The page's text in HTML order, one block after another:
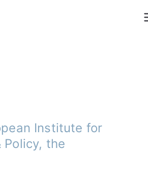
Institute for
Policy, the